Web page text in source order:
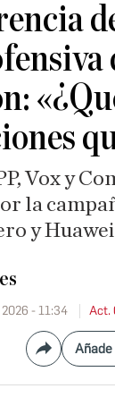
Vox y
la
y Huawei
- 11:34 Act.
Compartir